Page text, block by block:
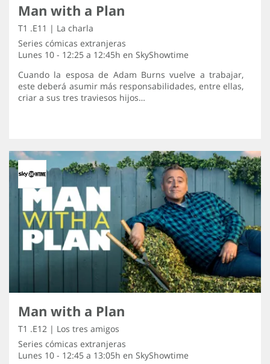
Man with a Plan
T1 .E11 | La charla
Series cómicas extranjeras
Lunes 10 - 12:25 a 12:45h en SkyShowtime
Cuando la esposa de Adam Burns vuelve a trabajar,
este deberá asumir más responsabilidades, entre ellas,
criar a sus tres traviesos hijos…
Man with a Plan
T1 .E12 | Los tres amigos
Series cómicas extranjeras
Lunes 10 - 12:45 a 13:05h en SkyShowtime